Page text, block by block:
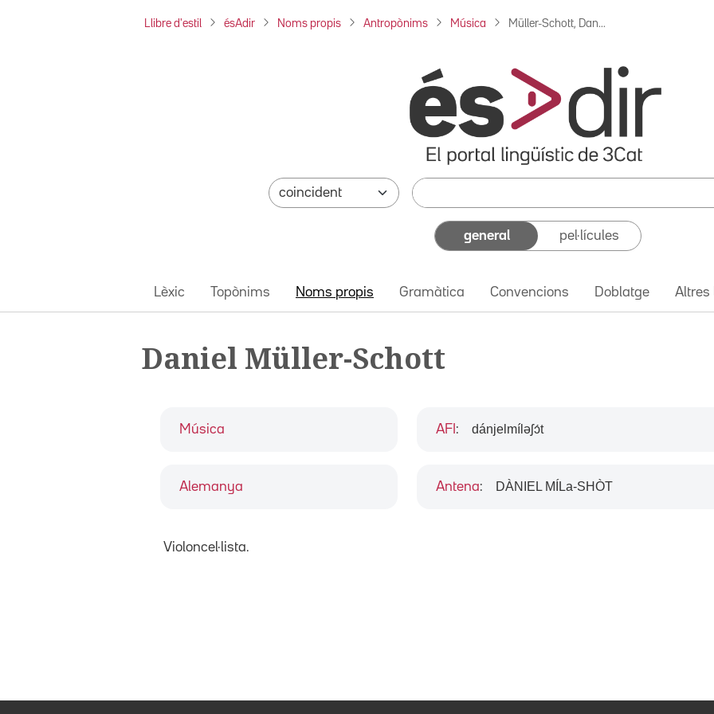
Llibre d'estil ésAdir Noms propis Antropònims Música Müller-Schott, Dan...
general pel·lícules
Lèxic Topònims Noms propis Gramàtica Convencions Doblatge Altres
Daniel Müller-Schott
Música
Alemanya
AFI : dánjelmíləʃɔ́t
Antena: DÀNIEL MÍLa-SHÒT
Violoncel·lista.